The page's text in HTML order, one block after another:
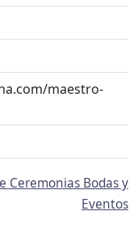
maestro-
Ceremonias Bodas y
Eventos